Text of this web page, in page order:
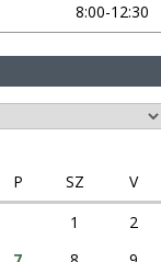
8:00-12:30
P SZ
V
1
2